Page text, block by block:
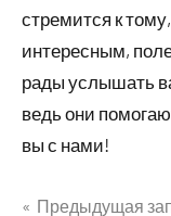
стремится к
интересным,
рады услышать
ведь они
вы с нами!
Предыдущая